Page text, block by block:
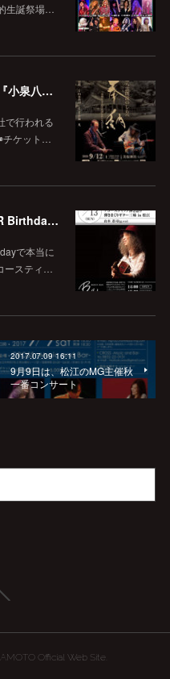
生誕祭場…
2026/9/12(土)は松江の美保神社で『小泉八雲朗読のしらべ』
で行われる
チケット…
2026/9/13(日)は、松江MUSIC BAR Birthdayでアコースティック弾き語り弾きまくりギター三昧♪
で本当に
ースティ…
2017.07.09 16:11
9月9日は、松江のMG主催秋
一番コンサート
Official Web Site